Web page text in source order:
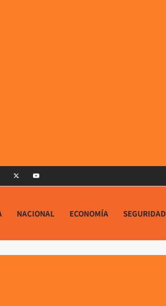
NACIONAL ECONOMÍA SEGURIDAD